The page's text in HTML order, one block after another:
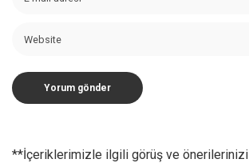
**İçeriklerimizle ilgili görüş ve önerilerinizi